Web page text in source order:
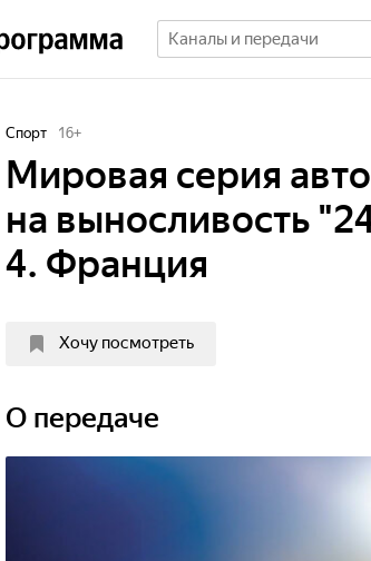
Спорт 16+
Мировая серия
на выносливость
4. Франция
Хочу посмотреть
О передаче